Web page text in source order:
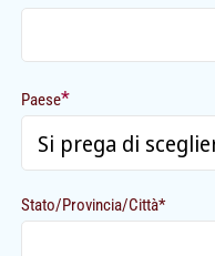
Paese*
Stato/Provincia/Città*